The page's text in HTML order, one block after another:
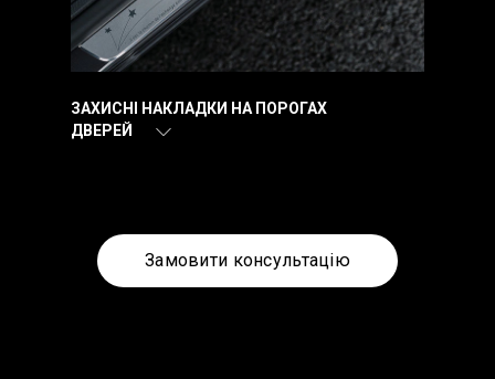
ЗАХИСНІ НАКЛАДКИ НА ПОРОГАХ
ДВЕРЕЙ
Замовити консультацію